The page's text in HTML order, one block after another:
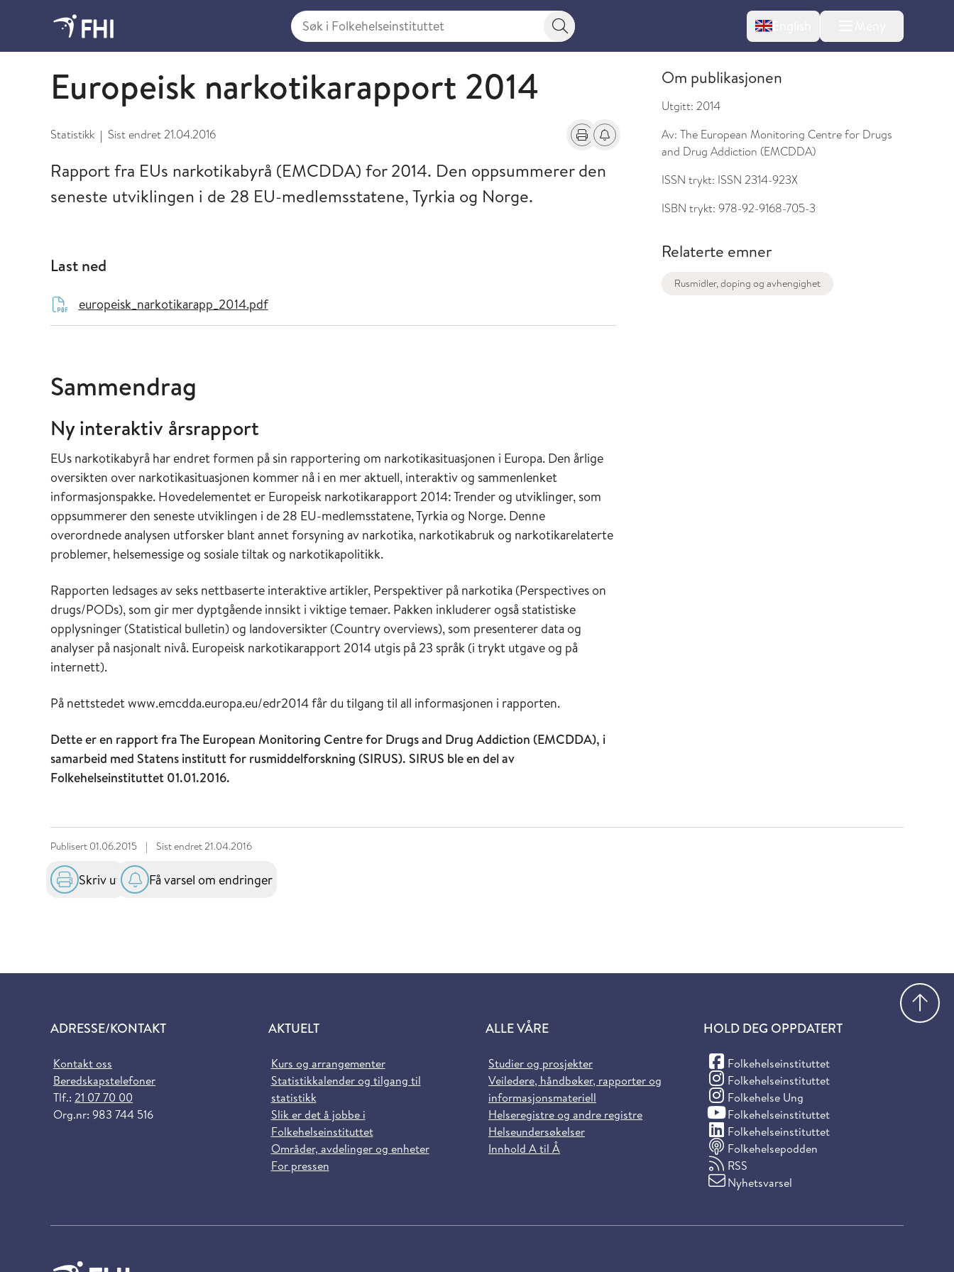
Søk i Folkehelseinstituttet
Søkeknapp English
2014 - publikasjoner fra FHI
Europeisk narkotikarapport 2014
Statistikk | Sist endret21.04.2016 Skriv utFå varsel om endringer
Rapport fra EUs narkotikabyrå (EMCDDA) for 2014. Den oppsummerer den
seneste utviklingen i de 28 EU-medlemsstatene, Tyrkia og Norge.
Last ned
europeisk_narkotikarapp_2014.pdf
Sammendrag
Ny interaktiv årsrapport
EUs narkotikabyrå har endret formen på sin rapportering om narkotikasituasjonen i Europa. Den årlige
oversikten over narkotikasituasjonen kommer nå i en mer aktuell, interaktiv og sammenlenket
informasjonspakke. Hovedelementet er Europeisk narkotikarapport 2014: Trender og utviklinger, som
oppsummerer den seneste utviklingen i de 28 EU-medlemsstatene, Tyrkia og Norge. Denne
overordnede analysen utforsker blant annet forsyning av narkotika, narkotikabruk og narkotikarelaterte
problemer, helsemessige og sosiale tiltak og narkotikapolitikk.
Rapporten ledsages av seks nettbaserte interaktive artikler, Perspektiver på narkotika (Perspectives on
drugs/PODs), som gir mer dyptgående innsikt i viktige temaer. Pakken inkluderer også statistiske
opplysninger (Statistical bulletin) og landoversikter (Country overviews), som presenterer data og
analyser på nasjonalt nivå. Europeisk narkotikarapport 2014 utgis på 23 språk (i trykt utgave og på
internett).
På nettstedet www.emcdda.europa.eu/edr2014 får du tilgang til all informasjonen i rapporten.
Dette er en rapport fra The European Monitoring Centre for Drugs and Drug Addiction (EMCDDA), i
samarbeid med Statens institutt for rusmiddelforskning (SIRUS). SIRUS ble en del av
Folkehelseinstituttet 01.01.2016.
Om publikasjonen
Utgitt: 2014
Av: The European Monitoring Centre for Drugs
and Drug Addiction (EMCDDA)
ISSN trykt: ISSN 2314-923X
ISBN trykt: 978-92-9168-705-3
Relaterte emner
Rusmidler, doping og avhengighet
Publisert 01.06.2015 | Sist endret21.04.2016
Skriv ut Få varsel om endringer
ADRESSE/KONTAKT
Kontakt oss
Beredskapstelefoner
Tlf.: 21 07 70 00
Org.nr: 983 744 516
AKTUELT
Kurs og arrangementer
Statistikkalender og tilgang til
statistikk
Slik er det å jobbe i
Folkehelseinstituttet
Områder, avdelinger og enheter
For pressen
ALLE VÅRE
Studier og prosjekter
Veiledere, håndbøker, rapporter og
informasjonsmateriell
Helseregistre og andre registre
Helseundersøkelser
Innhold A til Å
HOLD DEG OPPDATERT
Folkehelseinstituttet
(Facebook)
Folkehelseinstituttet
(Instagram)
Folkehelse Ung
(Instagram)
Folkehelseinstituttet
(YouTube)
Folkehelseinstituttet
(LinkedIn)
Folkehelsepodden
RSS
Nyhetsvarsel